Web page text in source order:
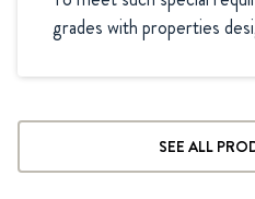
grades with properties
SEE ALL